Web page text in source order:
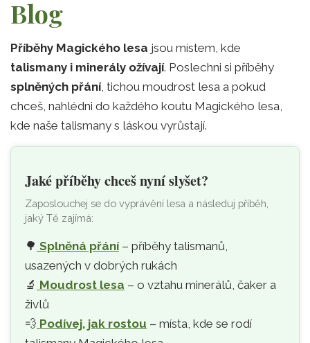
Blog
Příběhy Magického lesa jsou místem, kde
talismany i minerály ožívají. Poslechni si příběhy
splněných přání, tichou moudrost lesa a pokud
chceš, nahlédni do každého koutu Magického lesa,
kde naše talismany s láskou vyrůstají.
Jaké příběhy chceš nyní slyšet?
Zaposlouchej se do vyprávění lesa a následuj příběh,
jaký Tě zajímá:
🌳 Splněná přání– příběhy talismanů,
usazených v dobrých rukách
🔬 Moudrost lesa – o vztahu minerálů, čaker a
živlů
💨 Podívej, jak rostou – místa, kde se rodí